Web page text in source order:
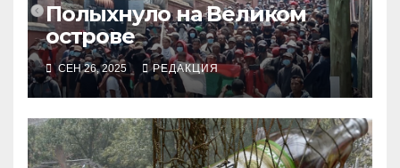
Полыхнуло на Великом
острове
СЕН 26, 2025 РЕДАКЦИЯ